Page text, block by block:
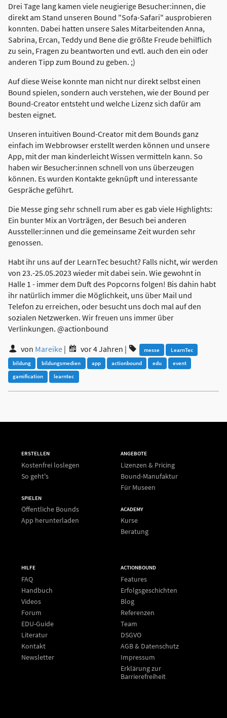
Drei Tage lang kamen viele neugierige Besucher:innen, die
direkt am Stand unseren Bound "Sofa-Safari" ausprobieren
konnten. Dabei hatten unsere Sales Mitarbeitenden Anna,
Sabrina, Ercan, Teddy und Bene die größte Freude behilflich
zu sein, Fragen zu beantworten und evtl. auch den ein oder
anderen Tipp zum Bound zu geben. ;)
Auf diese Weise konnte man nicht nur direkt selbst einen
Bound spielen, sondern auch verstehen, wie der Bound per
Bound-Creator entsteht und welche Lizenz sich dafür am
besten eignet.
Unseren intuitiven Bound-Creator mit dem Bounds ganz
einfach im Webbrowser erstellt werden können und unsere
App, mit der man kinderleicht Wissen vermitteln kann. So
haben wir Besucher:innen schnell von uns überzeugen
können. Es wurden Kontakte geknüpft und interessante
Gespräche geführt.
Die Messe ging sehr schnell rum aber es gab viele Highlights:
Ein bunter Mix an Vorträgen, der Besuch bei anderen
Aussteller:innen und die gemeinsame Zeit wurden sehr
genossen.
Habt ihr uns auf der LearnTec besucht? Falls nicht, wir werden
von 23.-25.05.2023 wieder mit dabei sein. Wie gewohnt in
Halle 1 - immer dem Duft des Popcorns folgen! Bis dahin habt
ihr natürlich immer die Möglichkeit, uns über Mail und
Telefon zu erreichen, oder besucht uns doch mal auf den
sozialen Netzwerken. Wir freuen uns immer über
Verlinkungen. @actionbound
von Mareike | vor 4 Jahren | messe
LearnTec
bildung
bildungsmedien app actionbound edu
event
gamification
learntec
ERSTELLEN
Kostenfrei loslegen
So geht's
SPIELEN
Öffentliche Bounds
App herunterladen
ANGEBOTE
Lizenzen & Pricing
Bound-Manufaktur
Für Museen
ACADEMY
Kurse
Beratung
HILFE
FAQ
Handbuch
Videos
Forum
EDU-Guide
Literatur
Kontakt
Newsletter
ACTIONBOUND
Features
Erfolgsgeschichten
Blog
Referenzen
Team
DSGVO
AGB & Datenschutz
Impressum
Erklärung zur
Barrierefreiheit